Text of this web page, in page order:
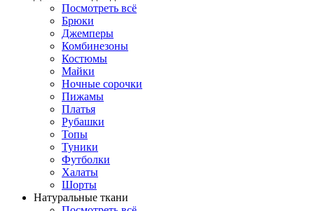
Посмотреть всё
Брюки
Джемперы
Комбинезоны
Костюмы
Майки
Ночные сорочки
Пижамы
Платья
Рубашки
Топы
Туники
Футболки
Халаты
Шорты
Натуральные ткани